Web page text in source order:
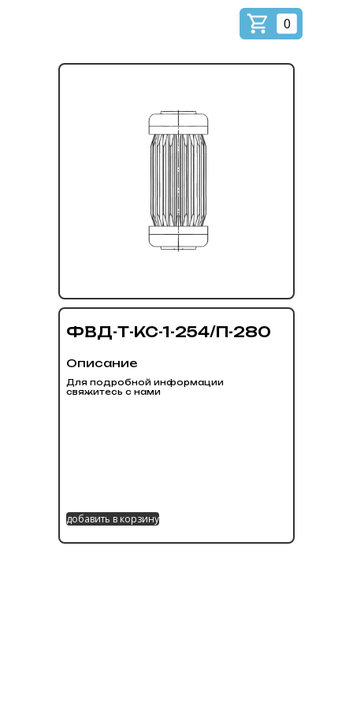
0
ФВД-Т-КС-1-254/П-280
Описание
Для подробной информации
свяжитесь с нами
добавить в корзину